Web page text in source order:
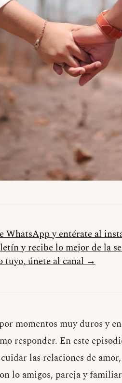
WhatsApp y entérate al
y recibe lo mejor de la
tuyo, únete al canal →
momentos muy duros y
responder. En este
las relaciones de
lo amigos, pareja y